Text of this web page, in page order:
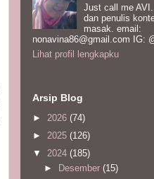
Just call me
dan penulis
masak. email:
nonavina86@gmail.com IG:
Lihat profil lengkapku
Arsip Blog
► 2026 (74)
► 2025 (126)
▼ 2024 (185)
►
Desember (15)